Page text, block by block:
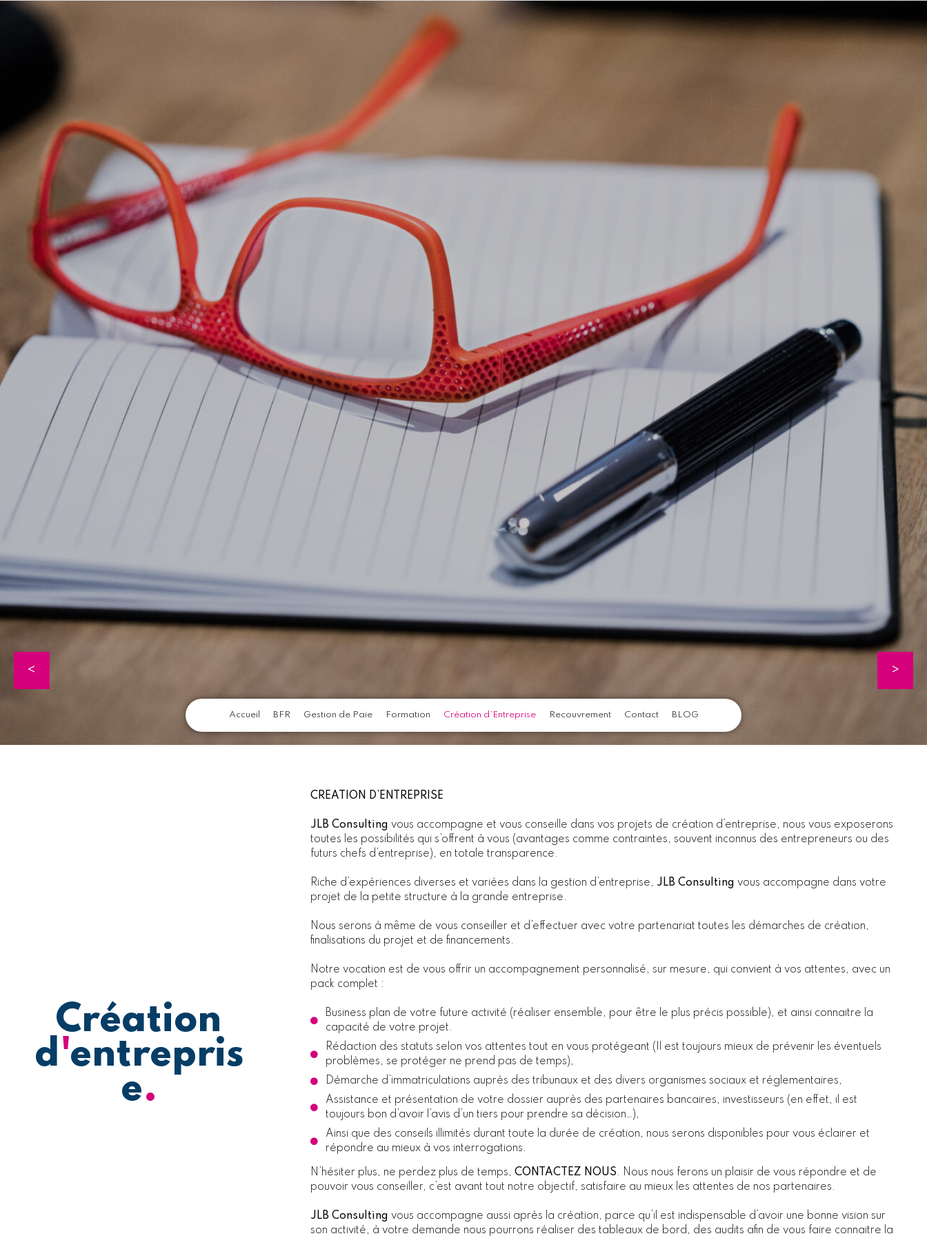
< >
Accueil BFR Gestion de Paie Formation Création d’Entreprise Recouvrement Contact BLOG
Création
d'entrepris
e.
CREATION D’ENTREPRISE
JLB Consulting vous accompagne et vous conseille dans vos projets de création d’entreprise, nous vous exposerons
toutes les possibilités qui s’offrent à vous (avantages comme contraintes, souvent inconnus des entrepreneurs ou des
futurs chefs d’entreprise), en totale transparence.
Riche d’expériences diverses et variées dans la gestion d’entreprise, JLB Consulting vous accompagne dans votre
projet de la petite structure à la grande entreprise.
Nous serons à même de vous conseiller et d’effectuer avec votre partenariat toutes les démarches de création,
finalisations du projet et de financements.
Notre vocation est de vous offrir un accompagnement personnalisé, sur mesure, qui convient à vos attentes, avec un
pack complet :
Business plan de votre future activité (réaliser ensemble, pour être le plus précis possible), et ainsi connaitre la
capacité de votre projet.
Rédaction des statuts selon vos attentes tout en vous protégeant (Il est toujours mieux de prévenir les éventuels
problèmes, se protéger ne prend pas de temps),
Démarche d’immatriculations auprès des tribunaux et des divers organismes sociaux et réglementaires,
Assistance et présentation de votre dossier auprès des partenaires bancaires, investisseurs (en effet, il est
toujours bon d’avoir l’avis d’un tiers pour prendre sa décision…),
Ainsi que des conseils illimités durant toute la durée de création, nous serons disponibles pour vous éclairer et
répondre au mieux à vos interrogations.
N’hésiter plus, ne perdez plus de temps,CONTACTEZ NOUS. Nous nous ferons un plaisir de vous répondre et de
pouvoir vous conseiller, c’est avant tout notre objectif, satisfaire au mieux les attentes de nos partenaires.
JLB Consulting vous accompagne aussi après la création, parce qu’il est indispensable d’avoir une bonne vision sur
son activité, à votre demande nous pourrons réaliser des tableaux de bord, des audits afin de vous faire connaitre la